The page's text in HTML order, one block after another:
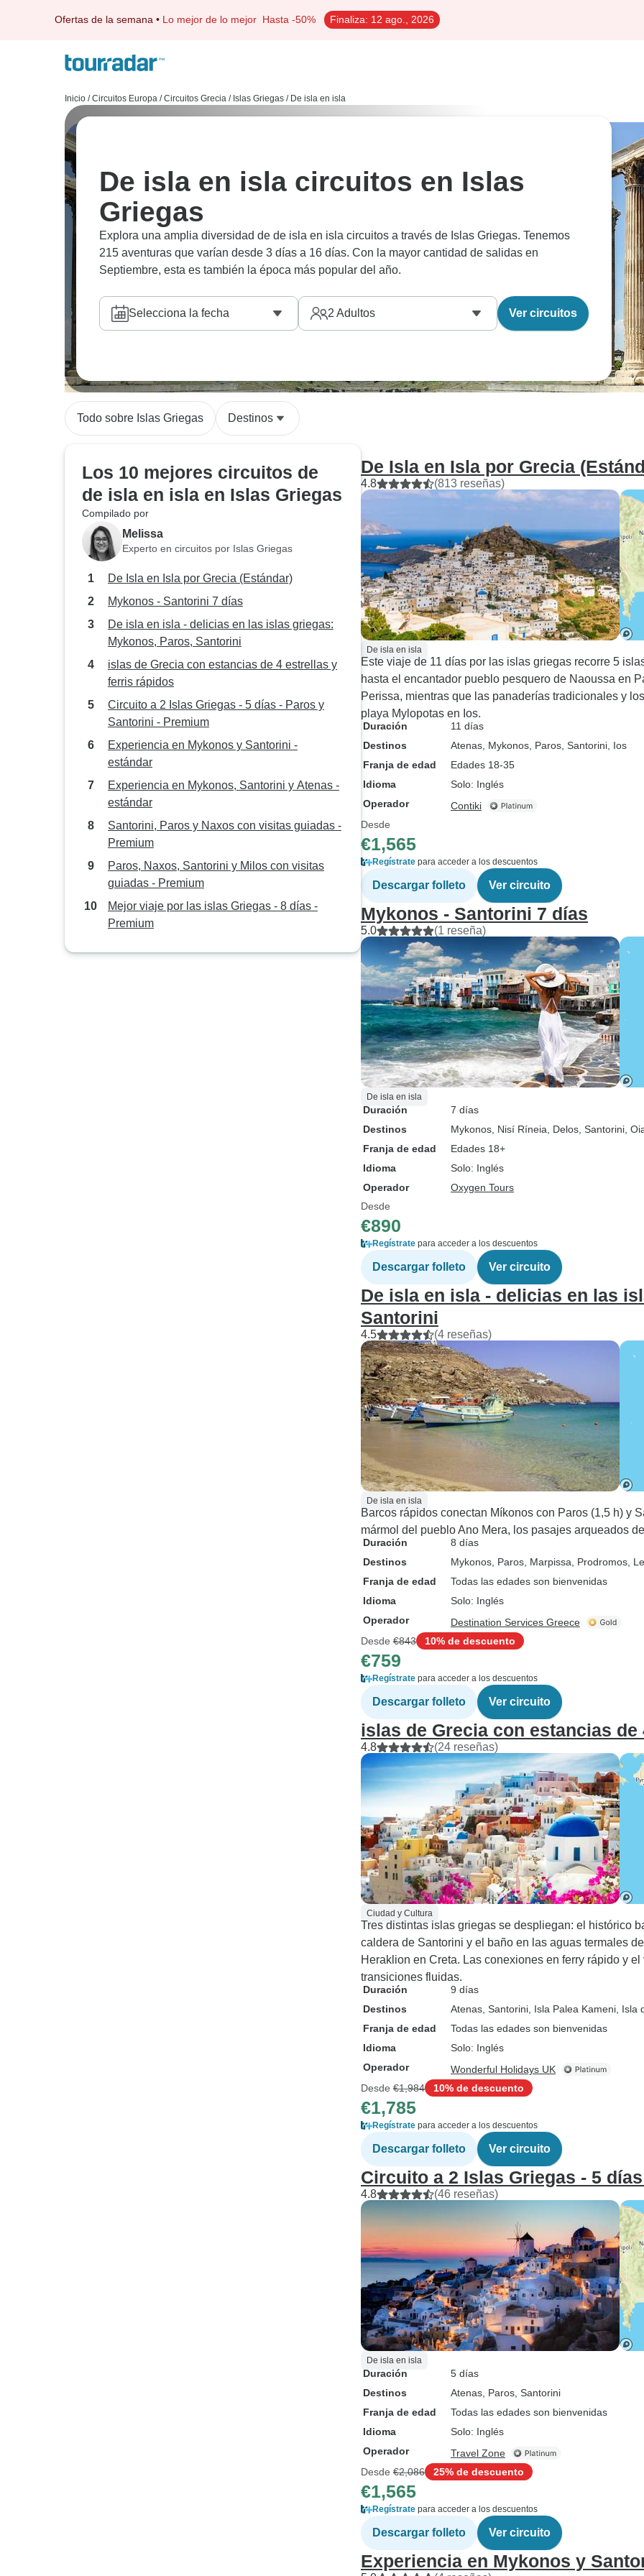
Ofertas de la semana • Lo mejor de lo mejor Hasta -50% Finaliza: 12 ago., 2026
Inicio / Circuitos Europa / Circuitos Grecia / Islas Griegas / De isla en isla
De isla en isla circuitos en Islas
Griegas
Explora una amplia diversidad de de isla en isla circuitos a través de Islas Griegas. Tenemos
215 aventuras que varían desde 3 días a 16 días. Con la mayor cantidad de salidas en
Septiembre, esta es también la época más popular del año.
Selecciona la fecha 2 Adultos Ver circuitos
Todo sobre Islas Griegas Destinos
Los 10 mejores circuitos de
de isla en isla en Islas Griegas
Compilado por
Melissa
Experto en circuitos por Islas Griegas
De Isla en Isla por Grecia (Estándar)
Mykonos - Santorini 7 días
De isla en isla - delicias en las islas griegas:
Mykonos, Paros, Santorini
islas de Grecia con estancias de 4 estrellas y
ferris rápidos
Circuito a 2 Islas Griegas - 5 días - Paros y
Santorini - Premium
Experiencia en Mykonos y Santorini -
estándar
Experiencia en Mykonos, Santorini y Atenas -
estándar
Santorini, Paros y Naxos con visitas guiadas -
Premium
Paros, Naxos, Santorini y Milos con visitas
guiadas - Premium
Mejor viaje por las islas Griegas - 8 días -
Premium
De Isla en Isla por Grecia
4.8 (813 reseñas)
De isla en isla
Este viaje de 11 días por las islas griegas recorre 5
hasta el encantador pueblo pesquero de Naoussa en
Perissa, mientras que las panaderías tradicionales y
playa Mylopotas en Ios.
Duración
11 días
Destinos
Atenas , Mykonos , Paros , Santorini , Ios
Franja de edad
Edades 18-35
Idioma
Solo: Inglés
Operador
Contiki
Desde
€1,565
Regístrate para acceder a los descuentos
Descargar folleto Ver circuito
Mykonos - Santorini 7 días
5.0 (1 reseña)
De isla en isla
Duración
7 días
Destinos
Mykonos , Nisí Ríneia , Delos , Santorini ,
Franja de edad
Edades 18+
Idioma
Solo: Inglés
Operador
Oxygen Tours
Desde
€890
Regístrate para acceder a los descuentos
Descargar folleto Ver circuito
De isla en isla - delicias en las
Santorini
4.5 (4 reseñas)
De isla en isla
Barcos rápidos conectan Míkonos con Paros (1,5 h) y
mármol del pueblo Ano Mera, los pasajes arqueados
Duración
8 días
Destinos
Mykonos , Paros , Marpissa , Prodromos ,
Franja de edad
Todas las edades son bienvenidas
Idioma
Solo: Inglés
Operador
Destination Services Greece
Desde €843 10% de descuento
€759
Regístrate para acceder a los descuentos
Descargar folleto Ver circuito
islas de Grecia con estancias
4.8 (24 reseñas)
Ciudad y Cultura
Tres distintas islas griegas se despliegan: el histórico
caldera de Santorini y el baño en las aguas termales
Heraklion en Creta. Las conexiones en ferry rápido y
transiciones fluidas.
Duración
9 días
Destinos
Atenas , Santorini , Isla Palea Kameni ,
Franja de edad
Todas las edades son bienvenidas
Idioma
Solo: Inglés
Operador
Wonderful Holidays UK
Desde €1,984 10% de descuento
€1,785
Regístrate para acceder a los descuentos
Descargar folleto Ver circuito
Circuito a 2 Islas Griegas - 5
4.8 (46 reseñas)
De isla en isla
Duración
5 días
Destinos
Atenas , Paros , Santorini
Franja de edad
Todas las edades son bienvenidas
Idioma
Solo: Inglés
Operador
Travel Zone
Desde €2,086 25% de descuento
€1,565
Regístrate para acceder a los descuentos
Descargar folleto Ver circuito
Experiencia en Mykonos y